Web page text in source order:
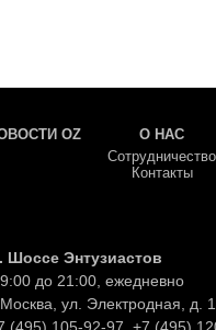
OZ
О НАС
Сотрудничество
Контакты
Шоссе Энтузиастов
до 21:00, ежедневно
Москва, ул. Электродная, д.